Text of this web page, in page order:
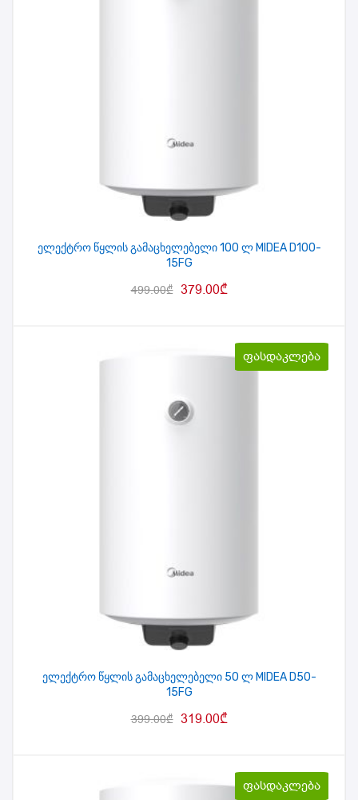
ელექტრო წყლის გამაცხელებელი 100 ლ MIDEA D100-
15FG
499.00₾ 379.00₾
ფასდაკლება
ელექტრო წყლის გამაცხელებელი 50 ლ MIDEA D50-
15FG
399.00₾ 319.00₾
ფასდაკლება